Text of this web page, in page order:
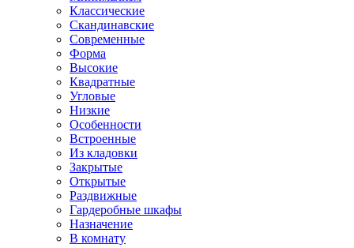
Классические
Скандинавские
Современные
Форма
Высокие
Квадратные
Угловые
Низкие
Особенности
Встроенные
Из кладовки
Закрытые
Открытые
Раздвижные
Гардеробные шкафы
Назначение
В комнату